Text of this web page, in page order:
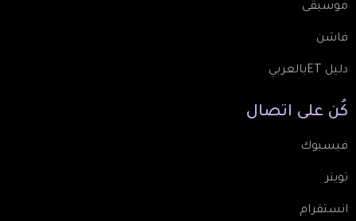
موسيقى
فاشن
دليل ETبالعربي
كُن على اتصال
فيسبوك
تويتر
انستقرام